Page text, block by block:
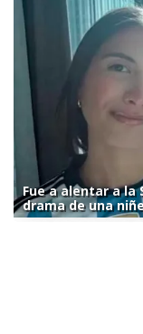
Fue a alentar a la
drama de una